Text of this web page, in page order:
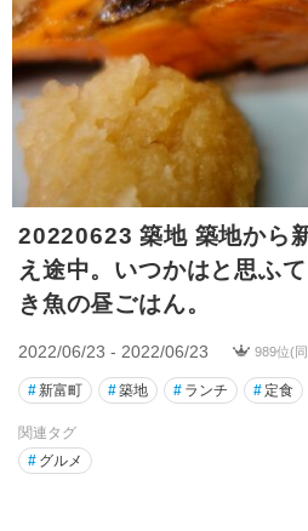
20220623 築地 築地から
え途中。いつかはと思ふ
き魚の昼ごはん。
2022/06/23 - 2022/06/23 989位(
#新富町 #築地 # ランチ # 定食
関連タグ
# グルメ